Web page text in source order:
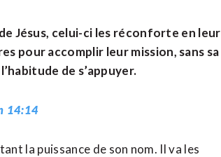
Jésus, celui-ci les réconforte en leur
pour accomplir leur mission, sans sa
de s’appuyer.
14:14
la puissance de son nom. Il va les